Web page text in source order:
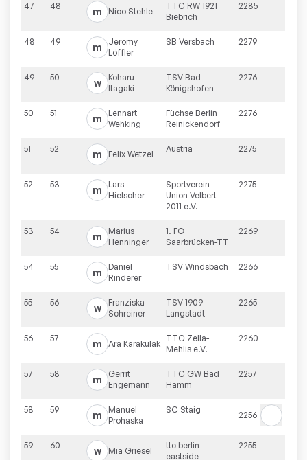
47 48 m Nico Stehle
TTC RW 1921
Biebrich
2285
48 49 m
Jeromy
Löffler
SB Versbach 2279
49 50 w
Koharu
Itagaki
TSV Bad
Königshofen
2276
50 51 m
Lennart
Wehking
Füchse Berlin
Reinickendorf
2276
51 52 m Felix Wetzel
Austria 2275
52 53 m
Lars
Hielscher
Sportverein
Union Velbert
2011 e.V.
2275
53 54 m
Marius
Henninger
1. FC
Saarbrücken-TT
2269
54 55 m
Daniel
Rinderer
TSV Windsbach 2266
55 56 w
Franziska
Schreiner
TSV 1909
Langstadt
2265
56 57 m Ara Karakulak
TTC Zella-
Mehlis e.V.
2260
57 58 m
Gerrit
Engemann
TTC GW Bad
Hamm
2257
58 59 m
Manuel
Prohaska
SC Staig
2256
59 60 w Mia Griesel
ttc berlin
eastside
2255